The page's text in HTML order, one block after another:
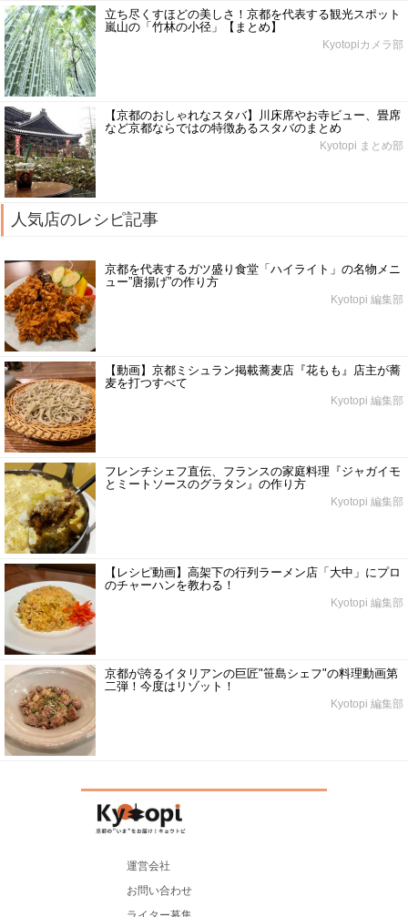
立ち尽くすほどの美しさ！京都を代表する観光スポット
嵐山の「竹林の小径」【まとめ】
Kyotopiカメラ部
【京都のおしゃれなスタバ】川床席やお寺ビュー、畳席
など京都ならではの特徴あるスタバのまとめ
Kyotopi まとめ部
人気店のレシピ記事
京都を代表するガツ盛り食堂「ハイライト」の名物メニ
ュー”唐揚げ”の作り方
Kyotopi 編集部
【動画】京都ミシュラン掲載蕎麦店『花もも』店主が蕎
麦を打つすべて
Kyotopi 編集部
フレンチシェフ直伝、フランスの家庭料理『ジャガイモ
とミートソースのグラタン』の作り方
Kyotopi 編集部
【レシピ動画】高架下の行列ラーメン店「大中」にプロ
のチャーハンを教わる！
Kyotopi 編集部
京都が誇るイタリアンの巨匠"笹島シェフ"の料理動画第
二弾！今度はリゾット！
Kyotopi 編集部
運営会社
お問い合わせ